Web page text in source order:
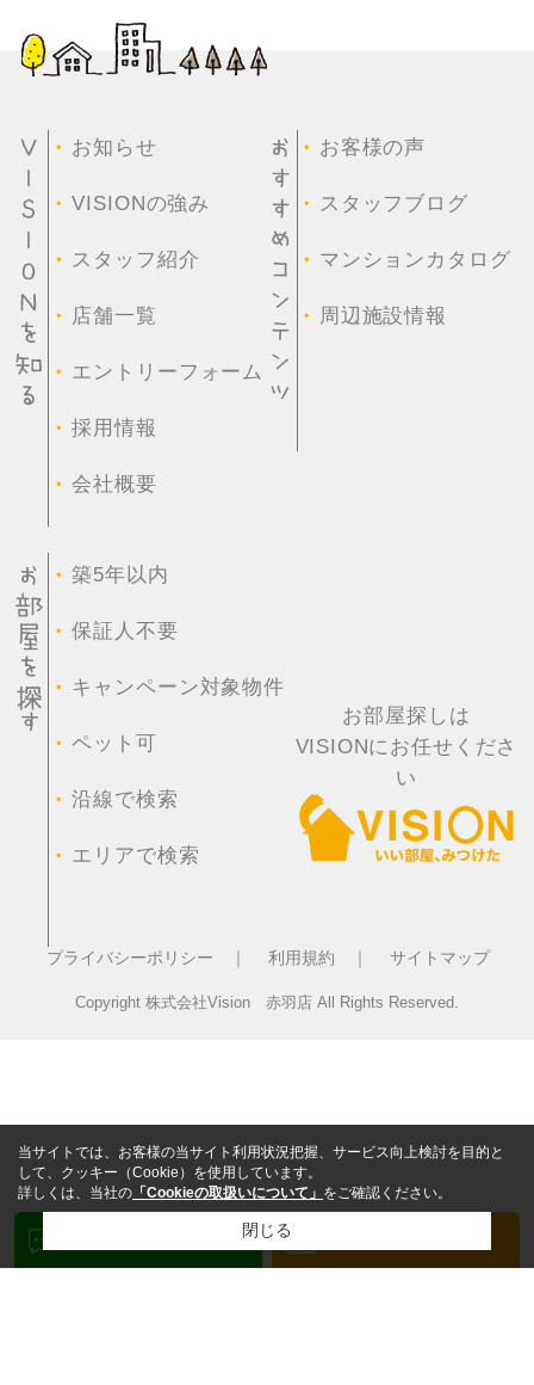
・ お知らせ
・VISIONの強み
・ スタッフ紹介
・ 店舗一覧
・ エントリーフォーム
・採用情報
・会社概要
・ お客様の声
・ スタッフブログ
・ マンションカタログ
・ 周辺施設情報
・築5年以内
・保証人不要
・ キャンペーン対象物件
・ペット可
・沿線で検索
・ エリアで検索
お部屋探しは
VISIONにお任せくださ
い
プライバシーポリシー ｜ 利用規約 ｜ サイトマップ
Copyright 株式会社Vision 赤羽店 All Rights Reserved.
当サイトでは、お客様の当サイト利用状況把握、サービス向上検討を目的と
して、クッキー（Cookie）を使用しています。
詳しくは、当社の 「Cookieの取扱いについて」 をご確認ください。
閉じる